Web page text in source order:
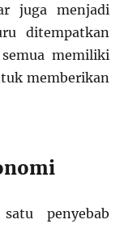
juga menjadi
ditempatkan
memiliki
memberikan
penyebab